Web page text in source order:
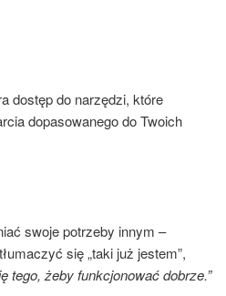
dostęp do narzędzi, które
dopasowanego do Twoich
swoje potrzeby innym –
się „taki już jestem”,
tego, żeby funkcjonować dobrze.”